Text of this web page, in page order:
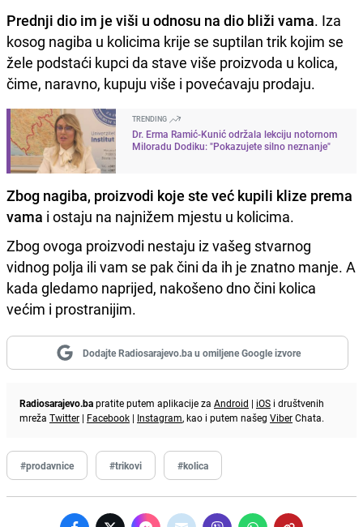
Prednji dio im je viši u odnosu na dio bliži vama. Iza
kosog nagiba u kolicima krije se suptilan trik kojim se
žele podstaći kupci da stave više proizvoda u kolica,
čime, naravno, kupuju više i povećavaju prodaju.
TRENDING
Dr. Erma Ramić-Kunić održala lekciju notornom
Miloradu Dodiku: "Pokazujete silno neznanje"
Zbog nagiba, proizvodi koje ste već kupili klize prema
vama i ostaju na najnižem mjestu u kolicima.
Zbog ovoga proizvodi nestaju iz vašeg stvarnog
vidnog polja ili vam se pak čini da ih je znatno manje. A
kada gledamo naprijed, nakošeno dno čini kolica
većim i prostranijim.
Dodajte Radiosarajevo.ba u omiljene Google izvore
Radiosarajevo.bapratite putem aplikacije za Android | iOS i društvenih
mreža Twitter | Facebook | Instagram, kao i putem našeg ViberChata.
#prodavnice #trikovi #kolica